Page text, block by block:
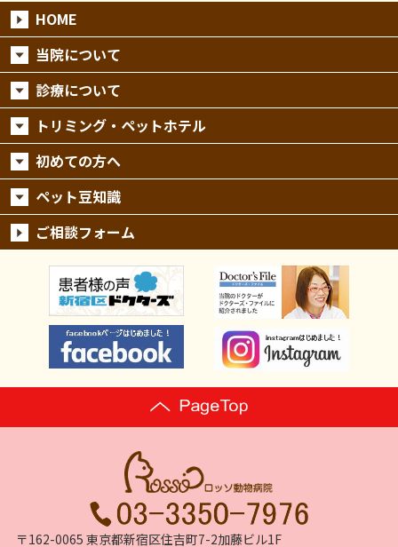
HOME
当院について
診療について
トリミング・ペットホテル
初めての方へ
ペット豆知識
ご相談フォーム
〒162-0065 東京都新宿区住吉町7-2加藤ビル1F